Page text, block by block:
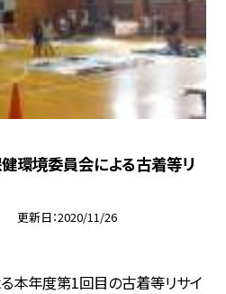
環境委員会による古着等リ
更新日 2020/11/26
本年度第1回目の古着等リサイ